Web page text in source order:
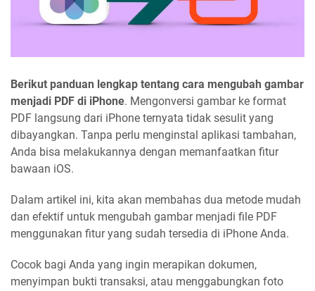
Berikut panduan lengkap tentang cara mengubah gambar
menjadi PDF di iPhone. Mengonversi gambar ke format
PDF langsung dari iPhone ternyata tidak sesulit yang
dibayangkan. Tanpa perlu menginstal aplikasi tambahan,
Anda bisa melakukannya dengan memanfaatkan fitur
bawaan iOS.
Dalam artikel ini, kita akan membahas dua metode mudah
dan efektif untuk mengubah gambar menjadi file PDF
menggunakan fitur yang sudah tersedia di iPhone Anda.
Cocok bagi Anda yang ingin merapikan dokumen,
menyimpan bukti transaksi, atau menggabungkan foto